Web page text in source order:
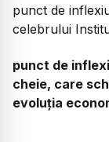
punct de
celebrului
punct de
cheie, care
evoluția